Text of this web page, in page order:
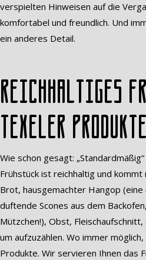
verspielten Hinweisen auf die
komfortabel und freundlich. Und
ein anderes Detail.
Reichhaltiges
Texeler
Wie schon gesagt:
Frühstück ist reichhaltig und
Brot, hausgemachter Hangop (eine
duftende Scones aus dem
Mützchen!), Obst,
um aufzuzählen. Wo immer
Produkte. Wir servieren Ihnen das